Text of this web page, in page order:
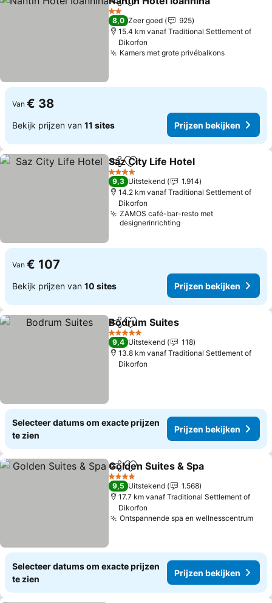
DelenToevoegen aan favorieten
2 Sterren
8,0 Zeer goed
925
15.4 km vanaf Traditional Settlement of
Dikorfon
Kamers met grote privébalkonsPrijzen
Van € 38
Bekijk prijzen van 11 sites Prijzen bekijken
DelenToevoegen aan favorieten
Saz City Life Hotel
4 Sterren
9,3 Uitstekend
1.914
14.2 km vanaf Traditional Settlement of
Dikorfon
ZAMOS café-bar-resto met
designerinrichting
Van € 107
Bekijk prijzen van 10 sites Prijzen bekijken
DelenToevoegen aan favorieten
Bodrum Suites
5 Sterren
9,4 Uitstekend
118
13.8 km vanaf Traditional Settlement of
Dikorfon
Selecteer datums om exacte prijzen
te zien
Prijzen bekijken
DelenToevoegen aan favorieten
Golden Suites & Spa
4 Sterren
9,5 Uitstekend
1.568
17.7 km vanaf Traditional Settlement of
Dikorfon
Ontspannende spa en wellnesscentrum
Selecteer datums om exacte prijzen
te zien
Prijzen bekijken